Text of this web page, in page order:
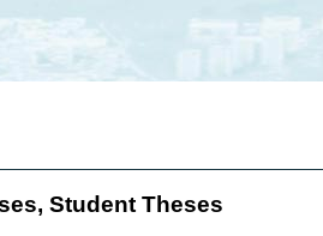
Student Theses